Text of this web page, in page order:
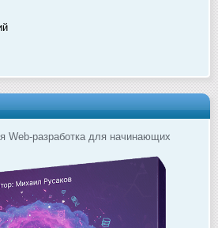
Web-разработка для начинающих